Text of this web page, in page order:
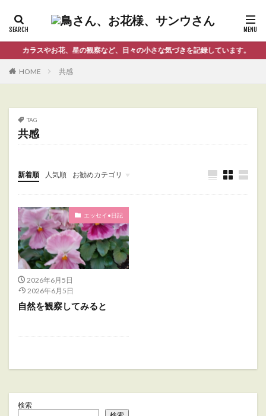
カラスやお花、星の観察など、日々の小さな気づきを記録しています。
HOME 共感
TAG
共感
新着順 人気順 お勧めカテゴリ
Uncategorized
エッセイ•日記
2026年6月5日
2026年6月5日
自然を観察してみると
検索